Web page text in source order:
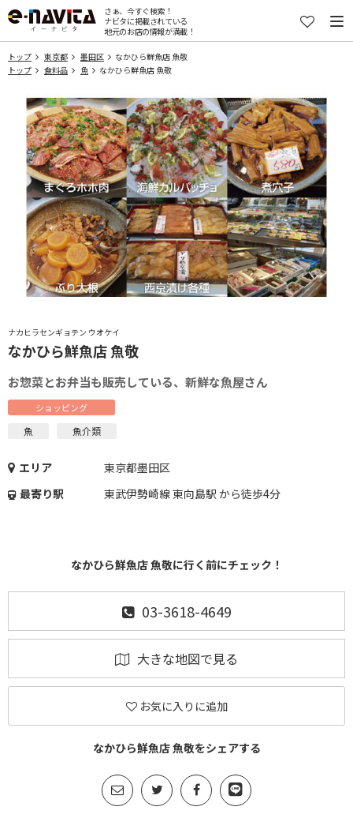
さぁ、今すぐ検索！
ナビタに掲載されている
地元のお店の情報が満載！
トップ 東京都 墨田区
なかひら鮮魚店 魚敬
トップ
食料品 魚 なかひら鮮魚店 魚敬
ナカヒラセンギョテン ウオケイ
なかひら鮮魚店 魚敬
お惣菜とお弁当も販売している、新鮮な魚屋さん
ショッピング
魚 魚介類
エリア
東京都墨田区
最寄り駅
東武伊勢崎線 東向島駅 から徒歩4分
なかひら鮮魚店 魚敬に行く前にチェック！
03-3618-4649
大きな地図で見る
お気に入りに追加
なかひら鮮魚店 魚敬をシェアする